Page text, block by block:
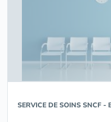
SERVICE DE SOINS SNCF -